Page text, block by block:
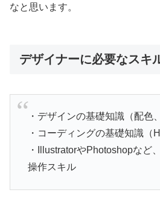
なと思います。
デザイナーに必要なスキ
・デザインの基礎知識（配色
・コーディングの基礎知識（
・IllustratorやPhotoshopなど
操作スキル